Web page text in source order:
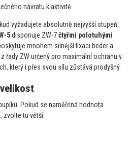
návratu k aktivitě.
vyžadujete absolutně nejvyšší stupeň
5disponuje ZW-7čtyřmi polotuhými
mnohem silnější fixaci beder a
řady ZW určený pro maximální ochranu v
který i přes svou sílu zůstává prodyšný.
Pokud se naměřená hodnota
zvolte tu větší.